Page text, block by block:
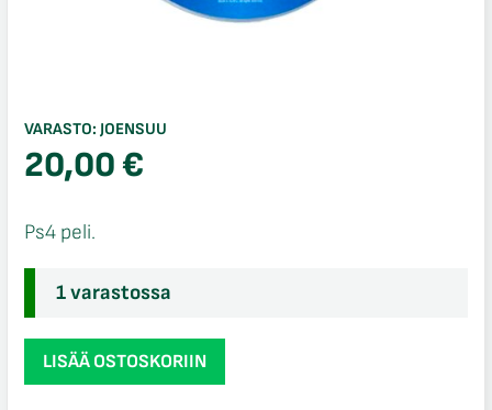
VARASTO: JOENSUU
20,00€
Ps4 peli.
1 varastossa
Team
Sonic
LISÄÄ OSTOSKORIIN